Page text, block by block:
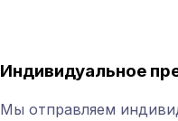
Индивидуальное
Мы отправляем